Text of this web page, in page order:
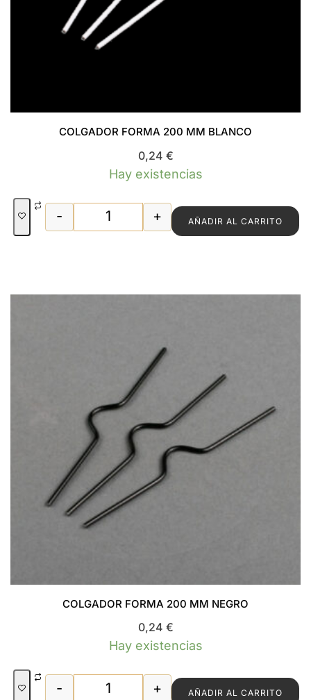
COLGADOR FORMA 200 MM BLANCO
0,24 €
Hay existencias
COLGADOR FORMA 200 MM BLANCO
- + AÑADIR AL CARRITO
COLGADOR FORMA 200 MM NEGRO
0,24 €
Hay existencias
COLGADOR FORMA 200 MM NEGRO
- + AÑADIR AL CARRITO